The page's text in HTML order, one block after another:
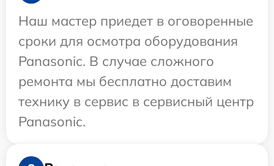
Наш мастер приедет в оговоренные
сроки для осмотра оборудования
Panasonic. В случае сложного
ремонта мы бесплатно доставим
технику в сервис в сервисный центр
Panasonic.